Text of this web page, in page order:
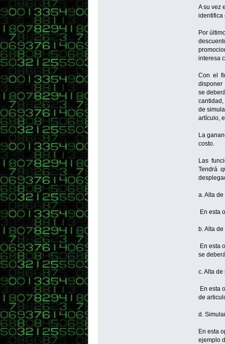
A su vez
identifica
Por
interesa
Con el
disponer
se
de
artículo,
La
costo.
Las
Tendrá
a. Alta
En esta
b. Alta
En esta
se
c. Alta
En esta
de
d.
En esta
ejemplo